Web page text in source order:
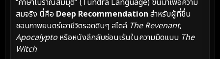
สมจริง นี่คือ Deep Recommendation สำหรับผู้ที่ชื่น
ชอบภาพยนตร์เอาชีวิตรอดดิบๆ สไตล์ The Revenant,
Apocalypto หรือหนังลึกลับซ่อนเร้นในความมืดแบบ The
Witch